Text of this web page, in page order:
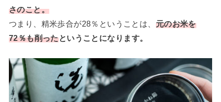
さのこと。
つまり、精米歩合が28％ということは、 元のお米を
72％も削ったということになります。